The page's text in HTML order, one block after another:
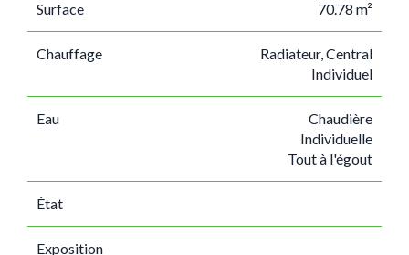
Surface 70.78 m²
Chauffage
Radiateur, Central
Individuel
Eau
Chaudière
Individuelle
Tout à l'égout
État
Exposition